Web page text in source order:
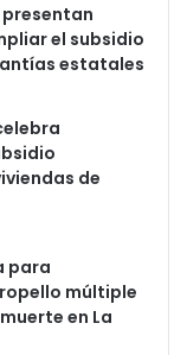
presentan
el subsidio
estatales
de
para
múltiple
en La